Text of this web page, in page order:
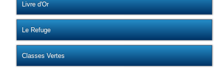
Livre d'Or
Le Refuge
Classes Vertes